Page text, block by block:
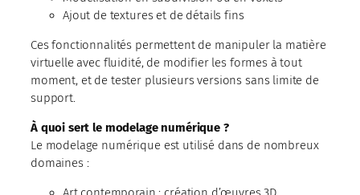
Ajout de textures et de détails fins
Ces fonctionnalités permettent de manipuler la matière
virtuelle avec fluidité, de modifier les formes à tout
moment, et de tester plusieurs versions sans limite de
support.
À quoi sert le modelage numérique ?
Le modelage numérique est utilisé dans de nombreux
domaines :